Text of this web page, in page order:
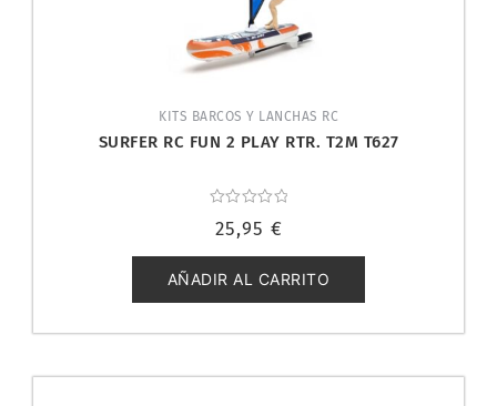
KITS BARCOS Y LANCHAS RC
SURFER RC FUN 2 PLAY RTR. T2M T627
con
de
5
25,95 €
AÑADIR AL CARRITO